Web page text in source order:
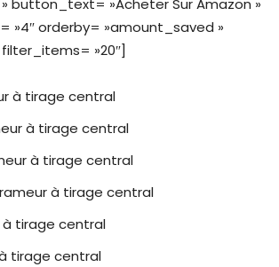
button_text= »Acheter Sur Amazon »
»4″ orderby= »amount_saved »
filter_items= »20″]
à tirage central
à tirage central
à tirage central
à tirage central
tirage central
tirage central